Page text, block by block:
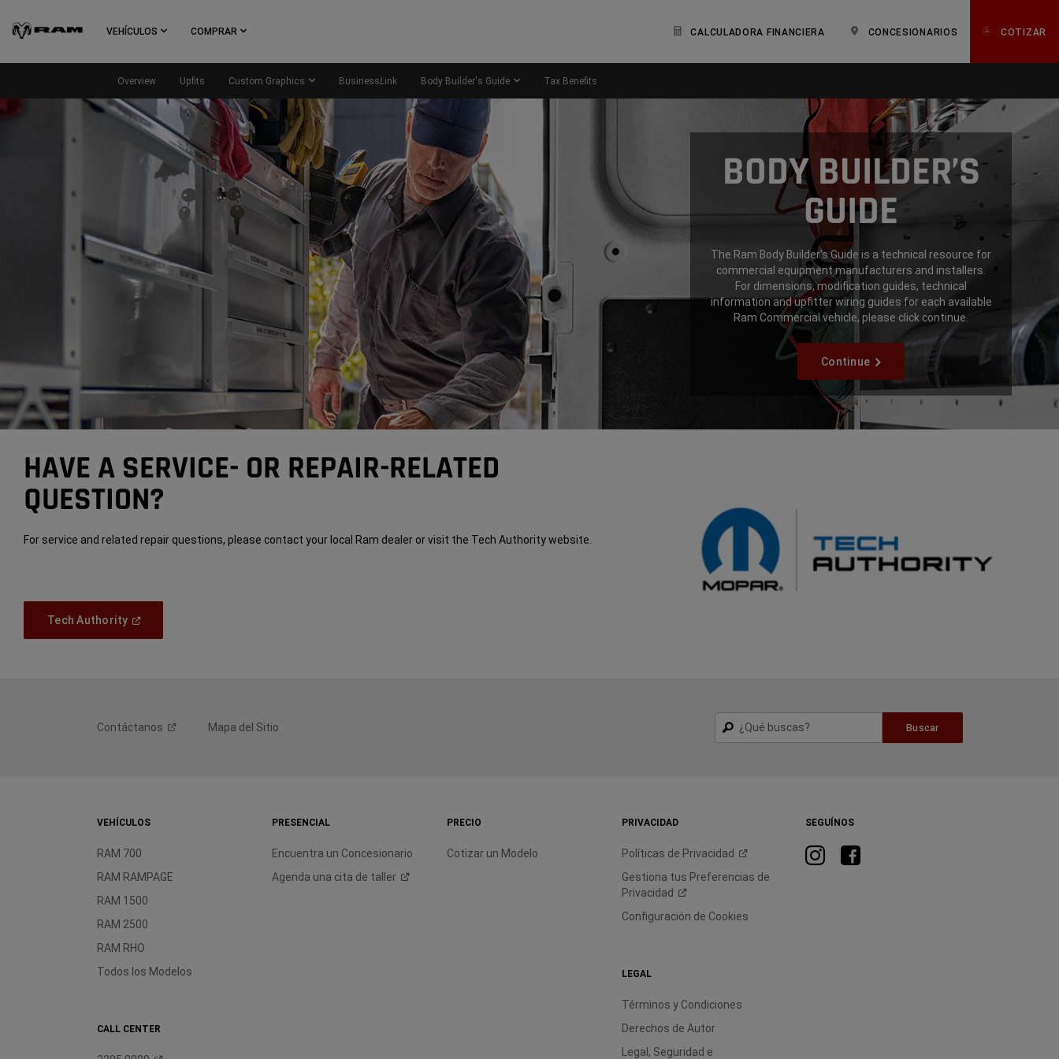
Main
VEHÍCULOS COMPRAR CALCULADORA FINANCIERA CONCESIONARIOS COTIZAR
Overview Upfits Custom Graphics BusinessL ink Body Builder's Guide Tax Benefits
BODY BUILDER’S
GUIDE
The Ram Body Builder’s Guide is a technical resource for
commercial equipment manufacturers and installers.
For dimensions, modification guides, technical
information and upfitter wiring guides for each available
Ram Commercial vehicle, please click continue.
Continue
HAVE A SERVICE- OR REPAIR-RELATED
QUESTION?
For service and related repair questions, please contact your local Ram dealer or visit the Tech Authority website.
Tech Authority( Open
Contáctanos Mapa del Sitio
Buscar
Buscar
VEHÍCULOS
RAM 700
RAM RAMPAGE
RAM 1500
RAM 2500
RAM RHO
Todos los Modelos
CALL CENTER
PRESENCIAL
Encuentra un Concesionario
Agenda una cita de taller
PRECIO
Cotizar un Modelo
PRIVACIDAD
Políticas de Privacidad
Gestiona tus Preferencias de
Privacidad
Configuración de Cookies
LEGAL
Términos y Condiciones
Derechos de Autor
Legal, Seguridad e
SEGUÍNOS
VisitaVisita